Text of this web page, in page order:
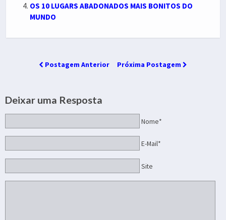
OS 10 LUGARS ABADONADOS MAIS BONITOS DO
MUNDO
Postagem Anterior Próxima Postagem
Deixar uma Resposta
Nome*
E-Mail*
Site